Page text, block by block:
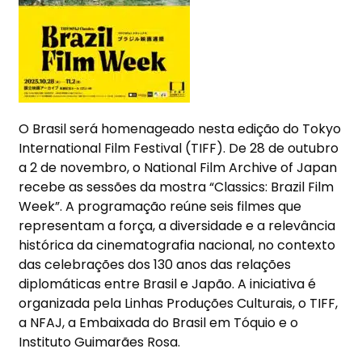
O Brasil será homenageado nesta edição do Tokyo
International Film Festival (TIFF). De 28 de outubro
a 2 de novembro, o National Film Archive of Japan
recebe as sessões da mostra“Classics: Brazil Film
Week”. A programação reúne seis filmes que
representam a força, a diversidade e a relevância
histórica da cinematografia nacional, no contexto
das celebrações dos 130 anos das relações
diplomáticas entre Brasil e Japão. A iniciativaé
organizada pela Linhas Produções Culturais, o TIFF,
a NFAJ, a Embaixada do Brasil em Tóquioe o
Instituto Guimarães Rosa.